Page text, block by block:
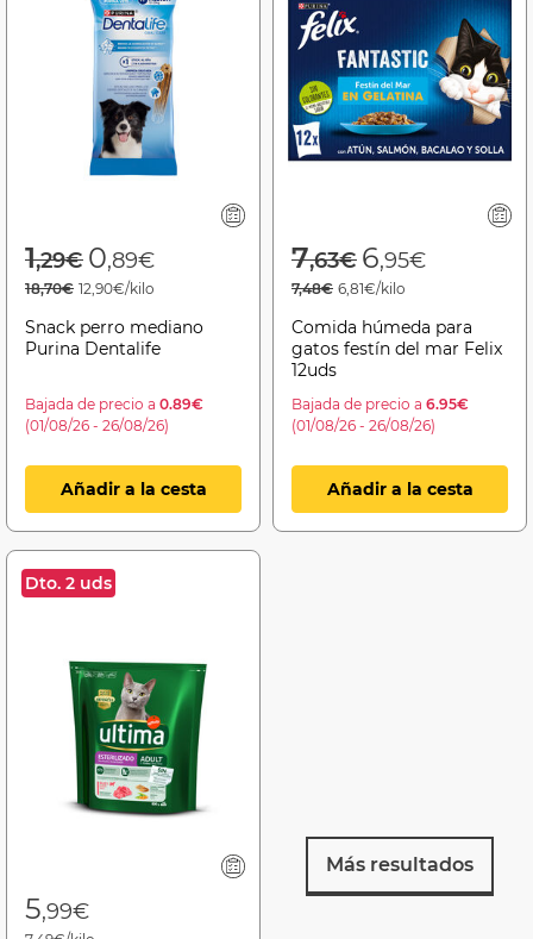
Price reduced from
1,29€to
0,89€
18,70€ 12,90€/kilo
Snack perro mediano
Purina Dentalife
Bajada de precio a 0.89€
(01/08/26 - 26/08/26)
Añadir a la cesta
Price reduced
7,63€to
6,95€
7,48€ 6,81€/kilo
Comida húmeda para
gatos festín del mar Felix
12uds
Bajada de precio a 6.95€
(01/08/26 - 26/08/26)
Añadir a la cesta
Dto. 2 uds
5,99€
Más resultados